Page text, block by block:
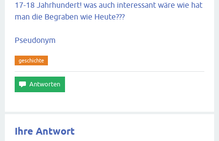
17-18 Jahrhundert! was auch interessant wäre wie hat
man die Begraben wie Heute???
Pseudonym
geschichte
Ihre Antwort